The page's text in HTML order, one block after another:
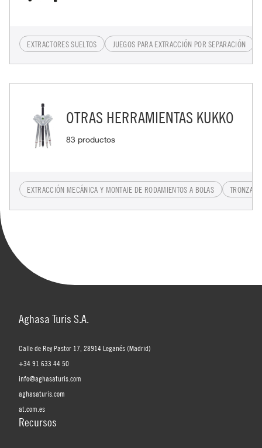
EXTRACTORES SUELTOS JUEGOS PARA EXTRACCIÓN POR SEPARACIÓN
OTRAS HERRAMIENTAS KUKKO
83 productos
EXTRACCIÓN MECÁNICA Y MONTAJE DE RODAMIENTOS A BOLAS
Aghasa Turis S.A.
Calle de Rey Pastor 17, 28914 Leganés (Madrid)
+34 91 633 44 50
info@aghasaturis.com
aghasaturis.com
at.com.es
Recursos